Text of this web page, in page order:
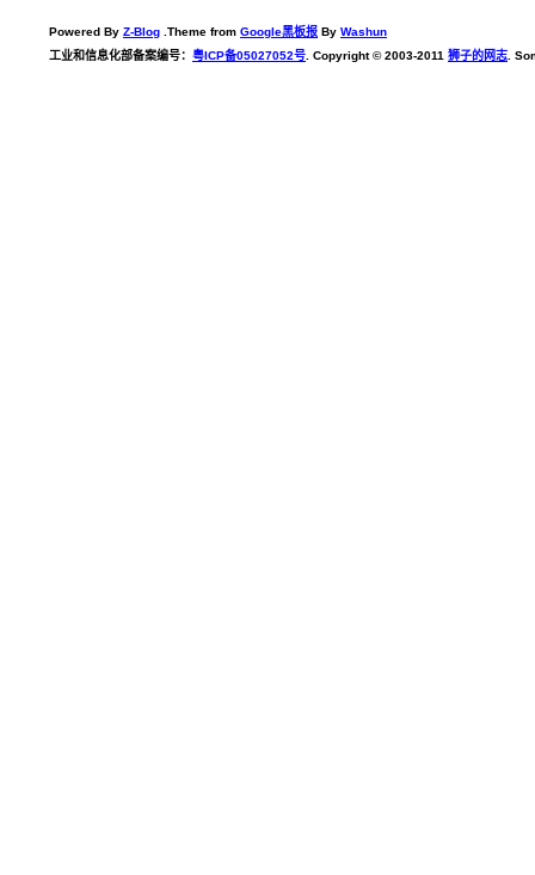
Powered By Z-Blog .Theme from Google黑板报 By Washun
工业和信息化部备案编号： 粤ICP备05027052号 . Copyright © 2003-2011 狮子的网志 .